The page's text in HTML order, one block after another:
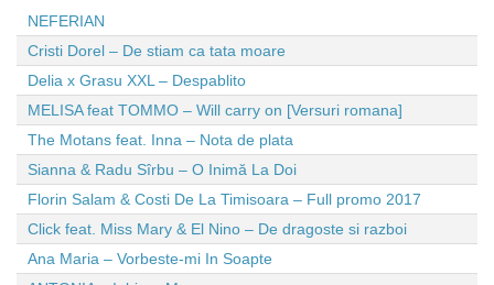
NEFERIAN
Cristi Dorel – De stiam ca tata moare
Delia x Grasu XXL – Despablito
MELISA feat TOMMO – Will carry on [Versuri romana]
The Motans feat. Inna – Nota de plata
Sianna & Radu Sîrbu – O Inimă La Doi
Florin Salam & Costi De La Timisoara – Full promo 2017
Click feat. Miss Mary & El Nino – De dragoste si razboi
Ana Maria – Vorbeste-mi In Soapte